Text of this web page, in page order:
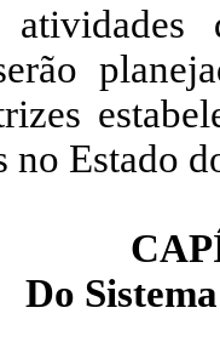
Estado
Do